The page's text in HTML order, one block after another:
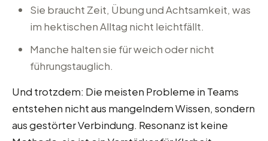
Sie braucht Zeit, Übung und Achtsamkeit, was
im hektischen Alltag nicht leichtfällt.
Manche halten sie für weich oder nicht
führungstauglich.
Und trotzdem: Die meisten Probleme in Teams
entstehen nicht aus mangelndem Wissen, sondern
aus gestörter Verbindung. Resonanz ist keine